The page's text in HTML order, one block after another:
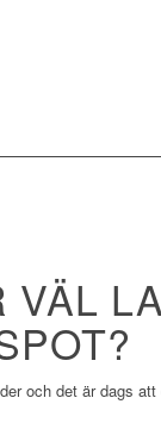
VÄL
och det är dags